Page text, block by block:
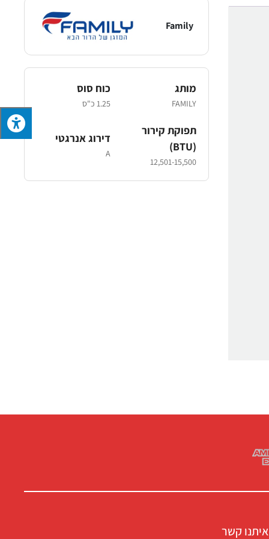
Family
מותג
FAMILY
כוח סוס
1.25 כ"ס
תפוקת קירור
(BTU)
12,501-15,500
דירוג אנרגטי
A
קשר